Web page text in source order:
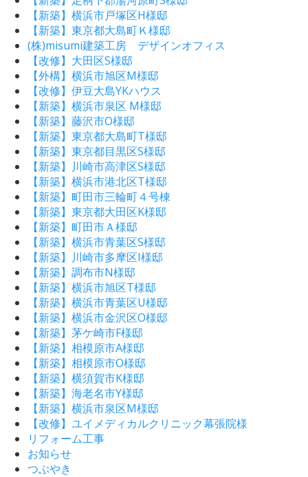
【新築】横浜市戸塚区H様邸
【新築】東京都大島町Ｋ様邸
(株)misumi建築工房 デザインオフィス
【改修】大田区S様邸
【外構】横浜市旭区M様邸
【改修】伊豆大島YKハウス
【新築】横浜市泉区 M様邸
【新築】藤沢市O様邸
【新築】東京都大島町T様邸
【新築】東京都目黒区S様邸
【新築】川崎市高津区S様邸
【新築】横浜市港北区T様邸
【新築】町田市三輪町４号棟
【新築】東京都大田区K様邸
【新築】町田市Ａ様邸
【新築】横浜市青葉区S様邸
【新築】川崎市多摩区I様邸
【新築】調布市N様邸
【新築】横浜市旭区T様邸
【新築】横浜市青葉区U様邸
【新築】横浜市金沢区O様邸
【新築】茅ケ崎市F様邸
【新築】相模原市A様邸
【新築】相模原市O様邸
【新築】横須賀市K様邸
【新築】海老名市Y様邸
【新築】横浜市泉区M様邸
【改修】ユイメディカルクリニック幕張院様
リフォーム工事
お知らせ
つぶやき